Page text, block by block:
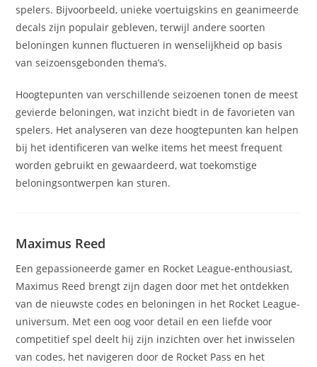
spelers. Bijvoorbeeld, unieke voertuigskins en geanimeerde
decals zijn populair gebleven, terwijl andere soorten
beloningen kunnen fluctueren in wenselijkheid op basis
van seizoensgebonden thema’s.
Hoogtepunten van verschillende seizoenen tonen de meest
gevierde beloningen, wat inzicht biedt in de favorieten van
spelers. Het analyseren van deze hoogtepunten kan helpen
bij het identificeren van welke items het meest frequent
worden gebruikt en gewaardeerd, wat toekomstige
beloningsontwerpen kan sturen.
Maximus Reed
Een gepassioneerde gamer en Rocket League-enthousiast,
Maximus Reed brengt zijn dagen door met het ontdekken
van de nieuwste codes en beloningen in het Rocket League-
universum. Met een oog voor detail en een liefde voor
competitief spel deelt hij zijn inzichten over het inwisselen
van codes, het navigeren door de Rocket Pass en het